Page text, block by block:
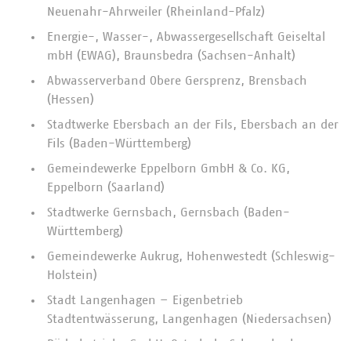
Neuenahr-Ahrweiler (Rheinland-Pfalz)
Energie-, Wasser-, Abwassergesellschaft Geiseltal
mbH (EWAG), Braunsbedra (Sachsen-Anhalt)
Abwasserverband Obere Gersprenz, Brensbach
(Hessen)
Stadtwerke Ebersbach an der Fils, Ebersbach an der
Fils (Baden-Württemberg)
Gemeindewerke Eppelborn GmbH & Co. KG,
Eppelborn (Saarland)
Stadtwerke Gernsbach, Gernsbach (Baden-
Württemberg)
Gemeindewerke Aukrug, Hohenwestedt (Schleswig-
Holstein)
Stadt Langenhagen – Eigenbetrieb
Stadtentwässerung, Langenhagen (Niedersachsen)